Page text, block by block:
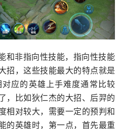
和非指向性技能，指向性技能
招，这些技能最大的特点就是
应的英雄上手难度通常比较
，比如狄仁杰的大招、后羿的
相对较大，需要一定的预判和
的英雄时，第一点，首先最重